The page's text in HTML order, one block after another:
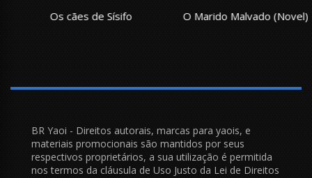
Os cães de Sísifo O Marido Malvado (Novel)
BR Yaoi - Direitos autorais, marcas para yaois, e
materiais promocionais são mantidos por seus
respectivos proprietários, a sua utilização é permitida
nos termos da cláusula de Uso Justo da Lei de Direitos